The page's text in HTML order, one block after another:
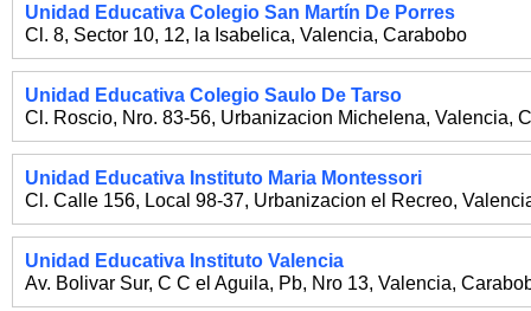
Unidad Educativa Colegio San Martín De Porres
Cl. 8, Sector 10, 12, la Isabelica, Valencia, Carabobo
Unidad Educativa Colegio Saulo De Tarso
Cl. Roscio, Nro. 83-56, Urbanizacion Michelena, Valencia,
Unidad Educativa Instituto Maria Montessori
Cl. Calle 156, Local 98-37, Urbanizacion el Recreo,
Unidad Educativa Instituto Valencia
Av. Bolivar Sur, C C el Aguila, Pb, Nro 13, Valencia,